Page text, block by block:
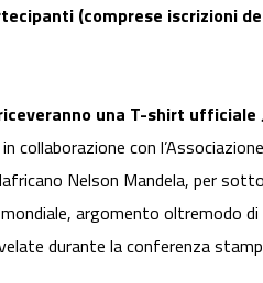
(comprese iscrizioni
una T-shirt ufficiale
collaborazione con
Nelson Mandela, per
argomento oltremodo
durante la conferenza